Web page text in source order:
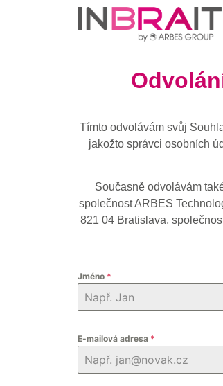
Tímto odvolávám svůj
jakožto správci osobních
Současně odvolávám
společnost ARBES
821 04 Bratislava,
Jméno *
E-mailová adresa *